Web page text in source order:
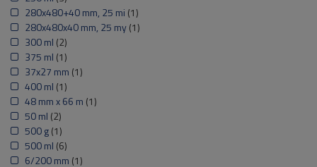
280x480+40 mm, 25 mi (1)
280x480x40 mm, 25 my (1)
300 ml (2)
375 ml (1)
37x27 mm (1)
400 ml (1)
48 mm x 66 m (1)
50 ml (2)
500 g (1)
500 ml (6)
6/200 mm (1)